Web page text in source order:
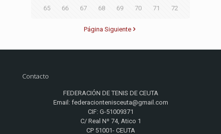
65 66 67 68 69 70 71 72
Página Siguiente
Contacto
FEDERACIÓN DE TENIS DE CEUTA
Email: federaciontenisceuta@gmail.com
CIF: G-51009371
C/ Real Nº 74, Atico 1
CP 51001- CEUTA